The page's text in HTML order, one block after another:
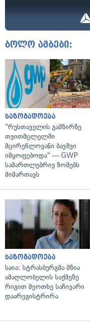
ბოლო ამბები:
საზოგადოება
"რუსთაველის გამზირზე
თვითმცლელში
მცირეწლოვანი ბავშვი
იმყოფებოდა" — GWP
სამართლებრივ ზომებს
მიმართავს
საზოგადოება
საია: სტრასბურგმა მზია
ამაღლობელის საქმეზე
რიგით მეოთხე საჩივარი
დაარეგისტრირა